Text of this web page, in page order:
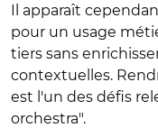
Il apparaît
pour un usage
tiers sans
contextuelles.
est l'un des défis
orchestra".